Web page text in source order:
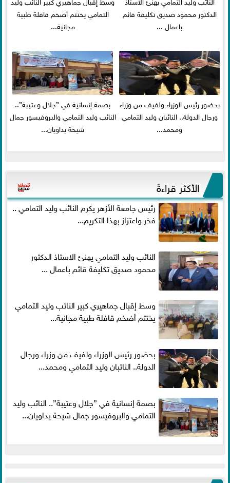
الدكتور محمود صديق تكليفة قائم
باعمال ...
التمامي يختتم أضخم قافلة طبية
مجانية...
بحضور رئيس الوزراء ولفيف من وزراء
ورجال الدولة.. النائبان وليد التمامي
ومحمد...
بصمة إنسانية في ”جلال وعتيبة”..
النائب وليد التمامي والبروفيسور جمال
شيحة يداويان...
الأكثر قراءةً
رئيس جامعة الأزهر يكرم النائب وليد التمامي ..
فخر واعتزاز بهذا التكريم...
النائب وليد التمامي يهنئ الاستاذ الدكتور
محمود صديق تكليفة قائم باعمال ...
وسط إقبال جماهيري كبير النائب وليد التمامي
يختتم أضخم قافلة طبية مجانية...
بحضور رئيس الوزراء ولفيف من وزراء ورجال
الدولة.. النائبان وليد التمامي ومحمد...
بصمة إنسانية في ”جلال وعتيبة”.. النائب وليد
التمامي والبروفيسور جمال شيحة يداويان...